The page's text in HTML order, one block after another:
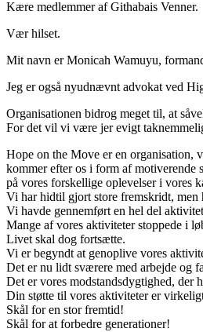
Kære medlemmer af Githabais Venner.
Vær hilset.
Mit navn er Monicah Wamuyu,
Jeg er også nyudnævnt advokat ved
Organisationen bidrog meget til, at
For det vil vi være jer evigt
Hope on the Move er en organisation,
kommer efter os i form af motiverende
på vores forskellige oplevelser i vores
Vi har hidtil gjort store fremskridt, men
Vi havde gennemført en hel del
Mange af vores aktiviteter stoppede i
Livet skal dog fortsætte.
Vi er begyndt at genoplive vores
Det er nu lidt sværere med arbejde og
Det er vores modstandsdygtighed, der
Din støtte til vores aktiviteter er
Skål for en stor fremtid!
Skål for at forbedre generationer!